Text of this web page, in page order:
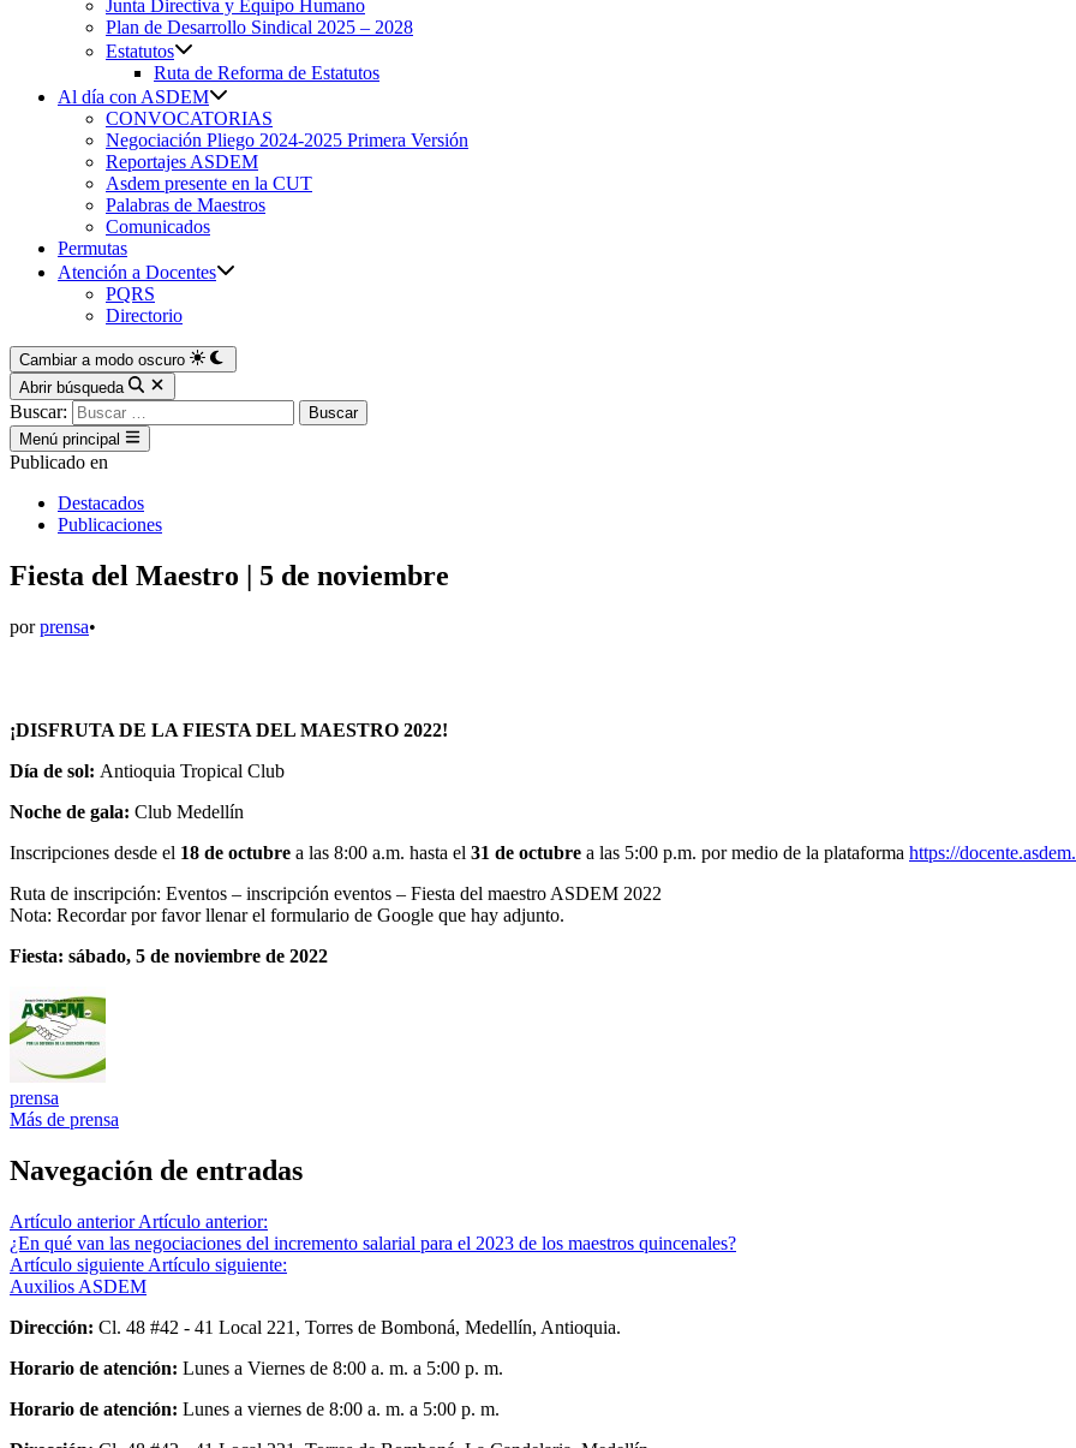
Junta Directiva y Equipo Humano
Plan de Desarrollo Sindical 2025 – 2028
Estatutos
Ruta de Reforma de Estatutos
Al día con ASDEM
CONVOCATORIAS
Negociación Pliego 2024-2025 Primera Versión
Reportajes ASDEM
Asdem presente en la CUT
Palabras de Maestros
Comunicados
Permutas
Atención a Docentes
PQRS
Directorio
Cambiar a modo oscuro
Abrir búsqueda
Buscar:
Menú principal
Publicado en
Destacados
Publicaciones
Fiesta del Maestro | 5 de noviembre
porprensa•
¡DISFRUTA DE LA FIESTA DEL MAESTRO 2022!
Día de sol: Antioquia Tropical Club
Noche de gala: Club Medellín
Inscripciones desde el 18 de octubre a las 8:00 a.m. hasta el 31 de octubre a las 5:00 p.m. por medio de la plataforma https://
Ruta de inscripción: Eventos – inscripción eventos – Fiesta del maestro ASDEM 2022
Nota: Recordar por favor llenar el formulario de Google que hay adjunto.
Fiesta: sábado, 5 de noviembre de 2022
prensa
Más de prensa
Navegación de entradas
Artículo anterior Artículo anterior:
¿En qué van las negociaciones del incremento salarial para el 2023 de los maestros quincenales?
Artículo siguiente Artículo siguiente:
Auxilios ASDEM
Dirección: Cl. 48 #42 - 41 Local 221, Torres de Bomboná, Medellín, Antioquia.
Horario de atención: Lunes a Viernes de 8:00 a. m. a 5:00 p. m.
Horario de atención: Lunes a viernes de 8:00 a. m. a 5:00 p. m.